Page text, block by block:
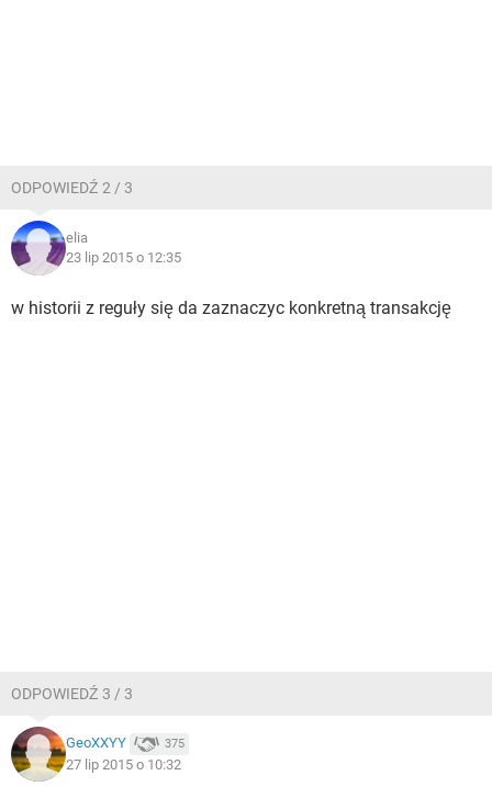
ODPOWIEDŹ 2 / 3
elia
23 lip 2015 o 12:35
w historii z reguły się da zaznaczyc konkretną transakcję
ODPOWIEDŹ 3 / 3
GeoXXYY 375
27 lip 2015 o 10:32